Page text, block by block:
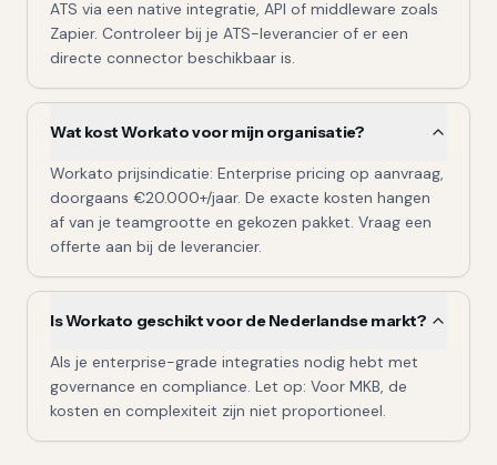
ATS via een native integratie, API of middleware zoals
Zapier. Controleer bij je ATS-leverancier of er een
directe connector beschikbaar is.
Wat kost Workato voor mijn organisatie?
Workato prijsindicatie: Enterprise pricing op aanvraag,
doorgaans €20.000+/jaar. De exacte kosten hangen
af van je teamgrootte en gekozen pakket. Vraag een
offerte aan bij de leverancier.
Is Workato geschikt voor de Nederlandse markt?
Als je enterprise-grade integraties nodig hebt met
governance en compliance. Let op: Voor MKB, de
kosten en complexiteit zijn niet proportioneel.